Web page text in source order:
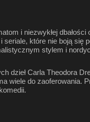
i niezwykłej
które nie boją się
stylem i
dzieł Carla Theodora
wiele do